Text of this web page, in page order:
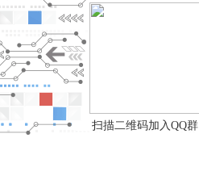
扫描二维码加入QQ群